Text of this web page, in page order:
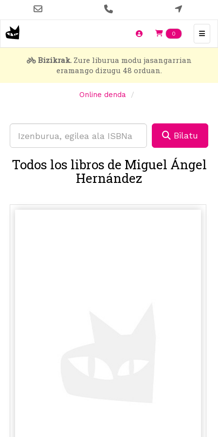
main
content
0 Items en
Bizikrak.Zure liburua modu jasangarrian
eramango dizugu 48 orduan.
Online denda
Bilatu
Todos los libros de Miguel Ángel
Hernández